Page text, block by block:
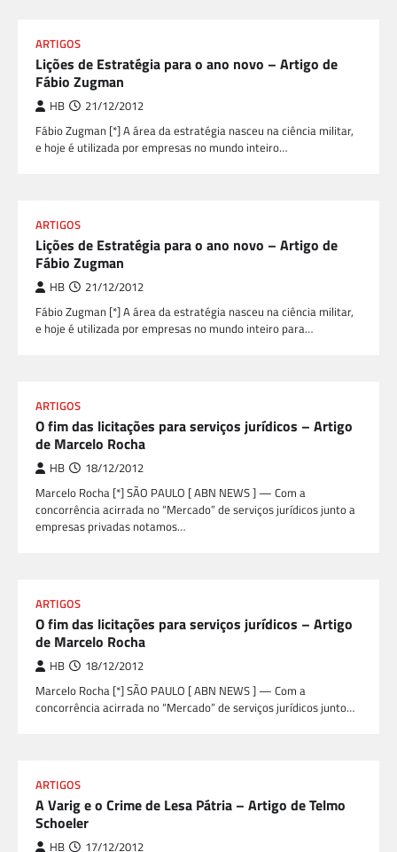
ARTIGOS
Lições de Estratégia para o ano novo – Artigo de
Fábio Zugman
HB 21/12/2012
Fábio Zugman [*] A área da estratégia nasceu na ciência militar,
e hoje é utilizada por empresas no mundo inteiro…
ARTIGOS
Lições de Estratégia para o ano novo – Artigo de
Fábio Zugman
HB 21/12/2012
Fábio Zugman [*] A área da estratégia nasceu na ciência militar,
e hoje é utilizada por empresas no mundo inteiro para…
ARTIGOS
O fim das licitações para serviços jurídicos – Artigo
de Marcelo Rocha
HB 18/12/2012
Marcelo Rocha [*] SÃO PAULO [ ABN NEWS ] — Com a
concorrência acirrada no “Mercado” de serviços jurídicos junto a
empresas privadas notamos…
ARTIGOS
O fim das licitações para serviços jurídicos – Artigo
de Marcelo Rocha
HB 18/12/2012
Marcelo Rocha [*] SÃO PAULO [ ABN NEWS ] — Com a
concorrência acirrada no “Mercado” de serviços jurídicos junto…
ARTIGOS
A Varig e o Crime de Lesa Pátria – Artigo de Telmo
Schoeler
HB 17/12/2012